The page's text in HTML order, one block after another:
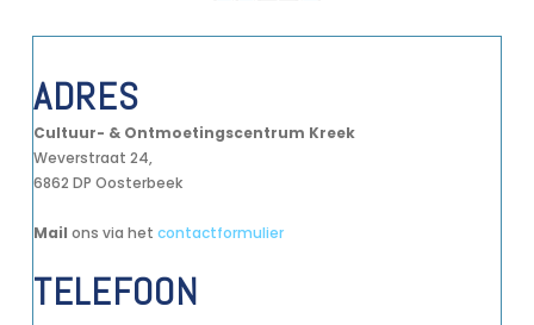
ADRES
Cultuur- & Ontmoetingscentrum Kreek
Weverstraat 24,
6862 DP Oosterbeek
Mail ons via het contactformulier
TELEFOON